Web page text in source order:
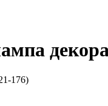
176)